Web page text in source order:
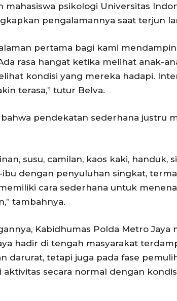
mahasiswa psikologi Universitas
pengalamannya saat terjun
pertama bagi kami
rasa hangat ketika melihat anak-
kondisi yang mereka hadapi.
terasa,” tutur Belva.
pendekatan sederhana justru
susu, camilan, kaos kaki, handuk,
dengan penyuluhan singkat,
cara sederhana untuk
tambahnya.
Kabidhumas Polda Metro Jaya
hadir di tengah masyarakat
darurat, tetapi juga pada fase
aktivitas secara normal dengan